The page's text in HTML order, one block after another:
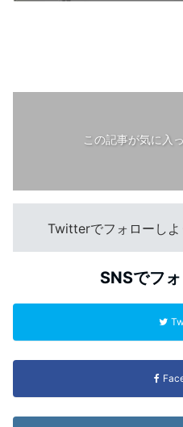
この記事が気に入
Twitterでフォローしよ
SNSでフ